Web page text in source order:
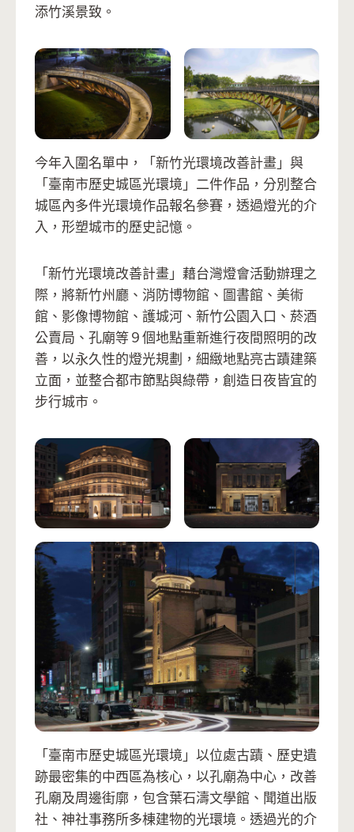
添竹溪景致。
今年入圍名單中，「新竹光環境改善計畫」與
「臺南市歷史城區光環境」二件作品，分別整合
城區內多件光環境作品報名參賽，透過燈光的介
入，形塑城市的歷史記憶。
「新竹光環境改善計畫」藉台灣燈會活動辦理之
際，將新竹州廳、消防博物館、圖書館、美術
館、影像博物館、護城河、新竹公園入口、菸酒
公賣局、孔廟等９個地點重新進行夜間照明的改
善，以永久性的燈光規劃，細緻地點亮古蹟建築
立面，並整合都市節點與綠帶，創造日夜皆宜的
步行城市。
「臺南市歷史城區光環境」以位處古蹟、歷史遺
跡最密集的中西區為核心，以孔廟為中心，改善
孔廟及周邊街廓，包含葉石濤文學館、聞道出版
社、神社事務所多棟建物的光環境。透過光的介